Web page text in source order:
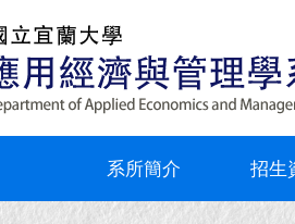
系所簡介 招生